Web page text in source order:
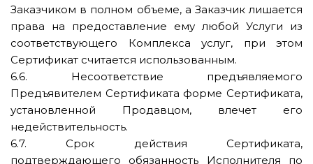
Заказчиком в полном объеме, а Заказчик лишается
права на предоставление ему любой Услуги из
соответствующего Комплекса услуг, при этом
Сертификат считается использованным.
6.6. Несоответствие предъявляемого
Предъявителем Сертификата форме Сертификата,
установленной Продавцом, влечет его
недействительность.
6.7. Срок действия Сертификата,
подтверждающего обязанность Исполнителя по